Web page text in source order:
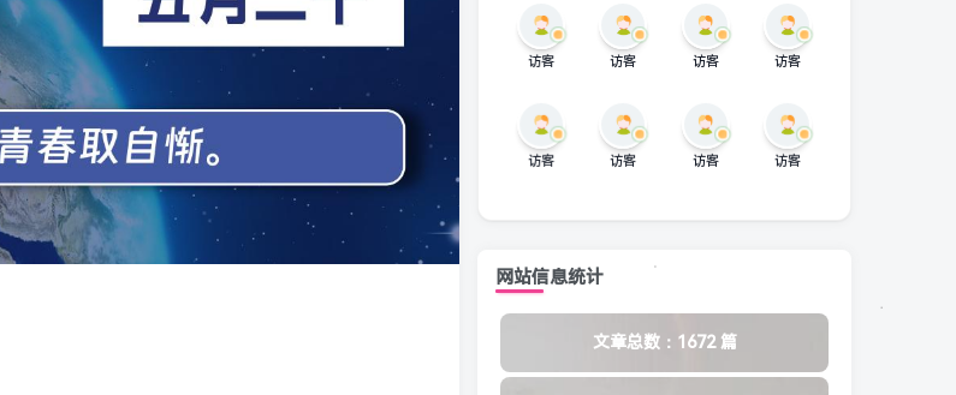
访客 访客 访客 访客
访客 访客 访客 访客
网站信息统计
文章总数：1672 篇